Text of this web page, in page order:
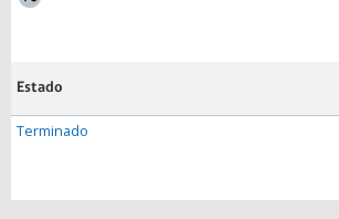
Estado
Terminado